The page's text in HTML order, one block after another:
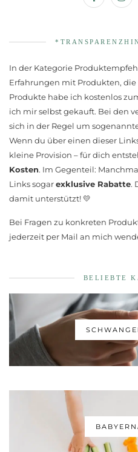
In der Kategorie
Erfahrungen mit Produkten,
Produkte habe ich kostenlos
ich mir selbst gekauft. Bei den
sich in der Regel um
Wenn du über einen dieser
kleine Provision – für dich
Kosten. Im Gegenteil:
Links sogarexklusive Rabatte.
damit unterstützt! 💛
Bei Fragen zu konkreten
jederzeit per Mail an mich
BELIEBTE